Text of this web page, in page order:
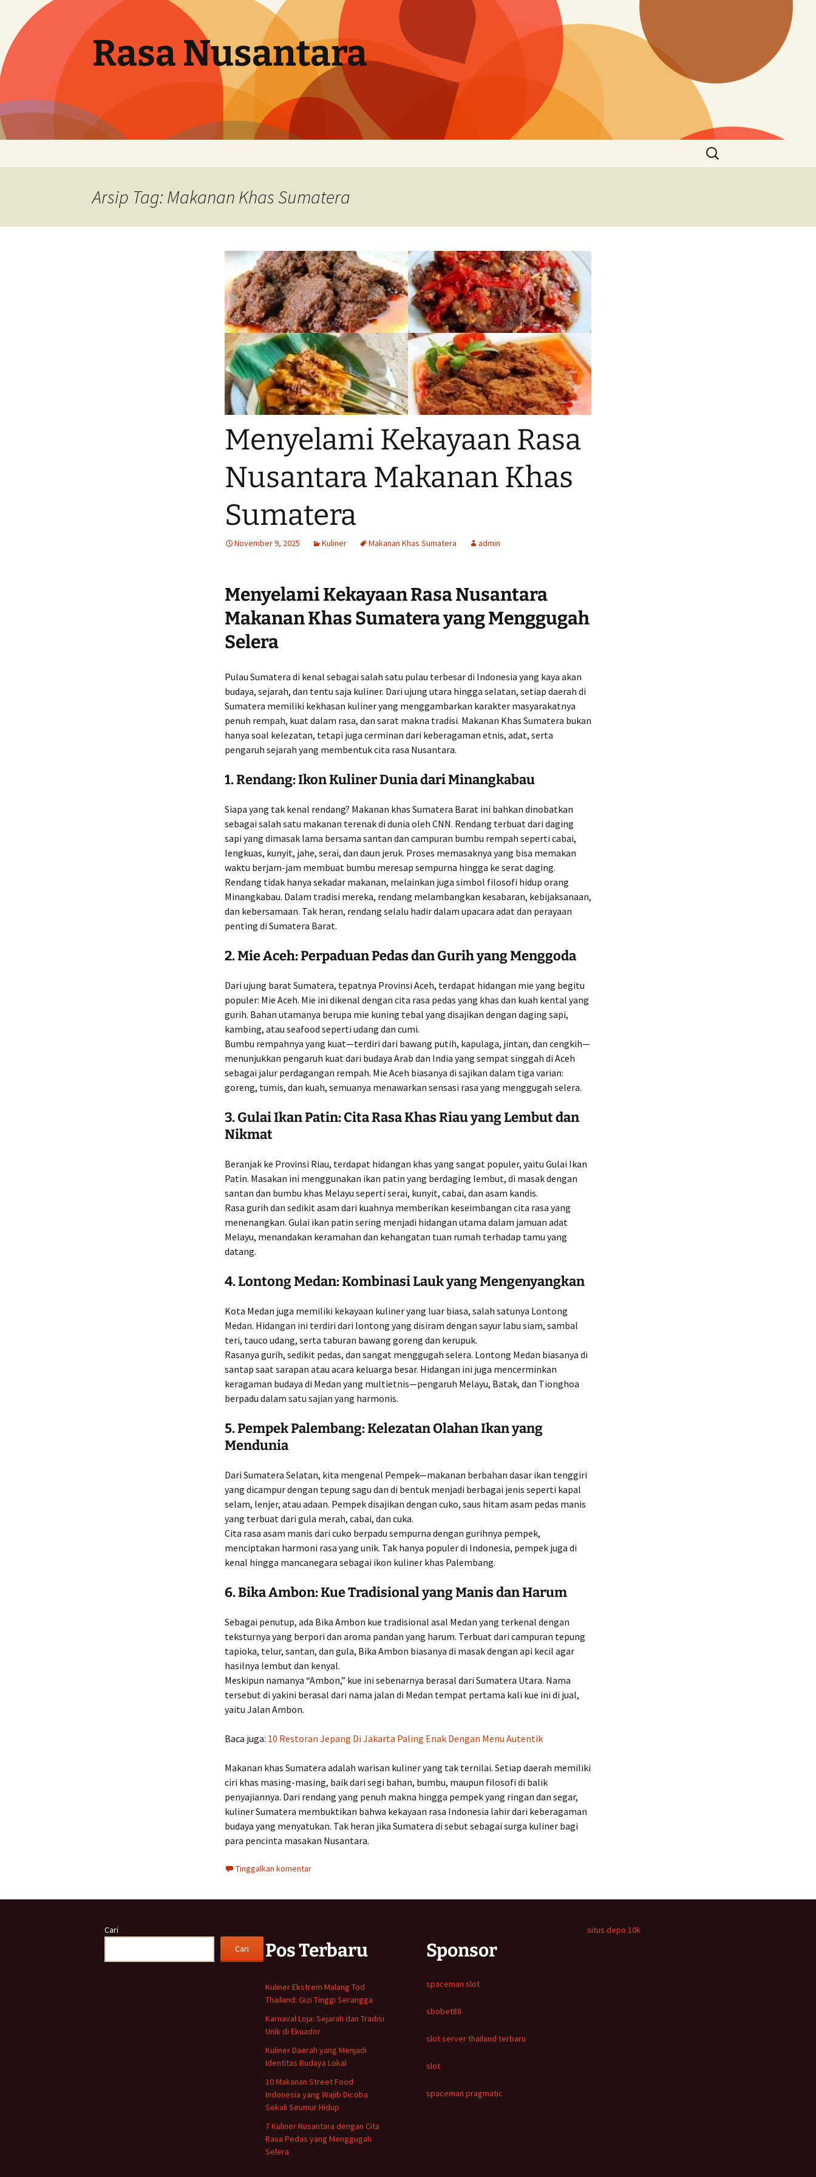
Langsung
Rasa Nusantara
Cari
untuk:
Arsip Tag: Makanan Khas Sumatera
Menyelami Kekayaan Rasa
Nusantara Makanan Khas
Sumatera
November 9, 2025 Kuliner Makanan Khas Sumatera admin
Menyelami Kekayaan Rasa Nusantara
Makanan Khas Sumatera yang Menggugah
Selera
Pulau Sumatera di kenal sebagai salah satu pulau terbesar di Indonesia yang kaya akan
budaya, sejarah, dan tentu saja kuliner. Dari ujung utara hingga selatan, setiap daerah di
Sumatera memiliki kekhasan kuliner yang menggambarkan karakter masyarakatnya
penuh rempah, kuat dalam rasa, dan sarat makna tradisi. Makanan Khas Sumatera bukan
hanya soal kelezatan, tetapi juga cerminan dari keberagaman etnis, adat, serta
pengaruh sejarah yang membentuk cita rasa Nusantara.
1.Rendang: Ikon Kuliner Dunia dari Minangkabau
Siapa yang tak kenal rendang? Makanan khas Sumatera Barat ini bahkan dinobatkan
sebagai salah satu makanan terenak di dunia oleh CNN. Rendang terbuat dari daging
sapi yang dimasak lama bersama santan dan campuran bumbu rempah seperti cabai,
lengkuas, kunyit, jahe, serai, dan daun jeruk. Proses memasaknya yang bisa memakan
waktu berjam-jam membuat bumbu meresap sempurna hingga ke serat daging.
Rendang tidak hanya sekadar makanan, melainkan juga simbol filosofi hidup orang
Minangkabau. Dalam tradisi mereka, rendang melambangkan kesabaran, kebijaksanaan,
dan kebersamaan. Tak heran, rendang selalu hadir dalam upacara adat dan perayaan
penting di Sumatera Barat.
2.Mie Aceh: Perpaduan Pedas dan Gurih yang Menggoda
Dari ujung barat Sumatera, tepatnya Provinsi Aceh, terdapat hidangan mie yang begitu
populer: Mie Aceh. Mie ini dikenal dengan cita rasa pedas yang khas dan kuah kental yang
gurih. Bahan utamanya berupa mie kuning tebal yang disajikan dengan daging sapi,
kambing, atau seafood seperti udang dan cumi.
Bumbu rempahnya yang kuat—terdiri dari bawang putih, kapulaga, jintan, dan cengkih—
menunjukkan pengaruh kuat dari budaya Arab dan India yang sempat singgah di Aceh
sebagai jalur perdagangan rempah. Mie Aceh biasanya di sajikan dalam tiga varian:
goreng, tumis, dan kuah, semuanya menawarkan sensasi rasa yang menggugah selera.
3.Gulai Ikan Patin: Cita Rasa Khas Riau yang Lembut dan
Nikmat
Beranjak ke Provinsi Riau, terdapat hidangan khas yang sangat populer, yaitu Gulai Ikan
Patin. Masakan ini menggunakan ikan patin yang berdaging lembut, di masak dengan
santan dan bumbu khas Melayu seperti serai, kunyit, cabai, dan asam kandis.
Rasa gurih dan sedikit asam dari kuahnya memberikan keseimbangan cita rasa yang
menenangkan. Gulai ikan patin sering menjadi hidangan utama dalam jamuan adat
Melayu, menandakan keramahan dan kehangatan tuan rumah terhadap tamu yang
datang.
4.Lontong Medan: Kombinasi Lauk yang Mengenyangkan
Kota Medan juga memiliki kekayaan kuliner yang luar biasa, salah satunya Lontong
Medan. Hidangan ini terdiri dari lontong yang disiram dengan sayur labu siam, sambal
teri, tauco udang, serta taburan bawang goreng dan kerupuk.
Rasanya gurih, sedikit pedas, dan sangat menggugah selera. Lontong Medan biasanya di
santap saat sarapan atau acara keluarga besar. Hidangan ini juga mencerminkan
keragaman budaya di Medan yang multietnis—pengaruh Melayu, Batak, dan Tionghoa
berpadu dalam satu sajian yang harmonis.
5.Pempek Palembang: Kelezatan Olahan Ikan yang
Mendunia
Dari Sumatera Selatan, kita mengenal Pempek—makanan berbahan dasar ikan tenggiri
yang dicampur dengan tepung sagu dan di bentuk menjadi berbagai jenis seperti kapal
selam, lenjer, atau adaan. Pempek disajikan dengan cuko, saus hitam asam pedas manis
yang terbuat dari gula merah, cabai, dan cuka.
Cita rasa asam manis dari cuko berpadu sempurna dengan gurihnya pempek,
menciptakan harmoni rasa yang unik. Tak hanya populer di Indonesia, pempek juga di
kenal hingga mancanegara sebagai ikon kuliner khas Palembang.
6.Bika Ambon: Kue Tradisional yang Manis dan Harum
Sebagai penutup, ada Bika Ambon kue tradisional asal Medan yang terkenal dengan
teksturnya yang berpori dan aroma pandan yang harum. Terbuat dari campuran tepung
tapioka, telur, santan, dan gula, Bika Ambon biasanya di masak dengan api kecil agar
hasilnya lembut dan kenyal.
Meskipun namanya “Ambon,” kue ini sebenarnya berasal dari Sumatera Utara. Nama
tersebut di yakini berasal dari nama jalan di Medan tempat pertama kali kue ini di jual,
yaitu Jalan Ambon.
Baca juga: 10 Restoran Jepang Di Jakarta Paling Enak Dengan Menu Autentik
Makanan khas Sumatera adalah warisan kuliner yang tak ternilai. Setiap daerah memiliki
ciri khas masing-masing, baik dari segi bahan, bumbu, maupun filosofi di balik
penyajiannya. Dari rendang yang penuh makna hingga pempek yang ringan dan segar,
kuliner Sumatera membuktikan bahwa kekayaan rasa Indonesia lahir dari keberagaman
budaya yang menyatukan. Tak heran jika Sumatera di sebut sebagai surga kuliner bagi
para pencinta masakan Nusantara.
Tinggalkan komentar
Cari
Cari
Pos Terbaru
Kuliner Ekstrem Malang Tod
Thailand: Gizi Tinggi Serangga
Karnaval Loja: Sejarah dan Tradisi
Unik di Ekuador
Kuliner Daerah yang Menjadi
Identitas Budaya Lokal
10 Makanan Street Food
Indonesia yang Wajib Dicoba
Sekali Seumur Hidup
7 Kuliner Nusantara dengan Cita
Rasa Pedas yang Menggugah
Selera
Sponsor
spaceman slot
sbobet88
slot server thailand terbaru
slot
spaceman pragmatic
situs depo 10k